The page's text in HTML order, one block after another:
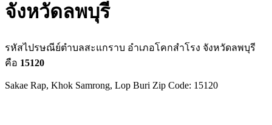
จังหวัดลพบุรี
รหัสไปรษณีย์ตำบลสะแกราบ อำเภอโคกสำโรง จังหวัดลพบุรี
คือ 15120
Sakae Rap, Khok Samrong, Lop Buri Zip Code: 15120